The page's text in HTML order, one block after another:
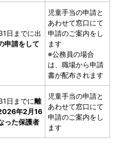
日までに出
申請をして
児童手当の申請と
あわせて窓口にて
申請のご案内をし
ます
※公務員の場合
は、職場から申請
書が配布されます
日までに離
年2月16
った保護者
児童手当の申請と
あわせて窓口にて
申請のご案内をし
ます